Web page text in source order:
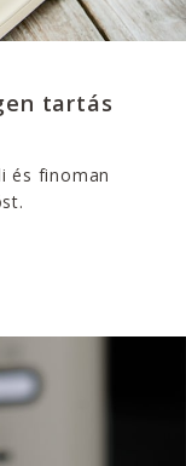
tartás
és finoman